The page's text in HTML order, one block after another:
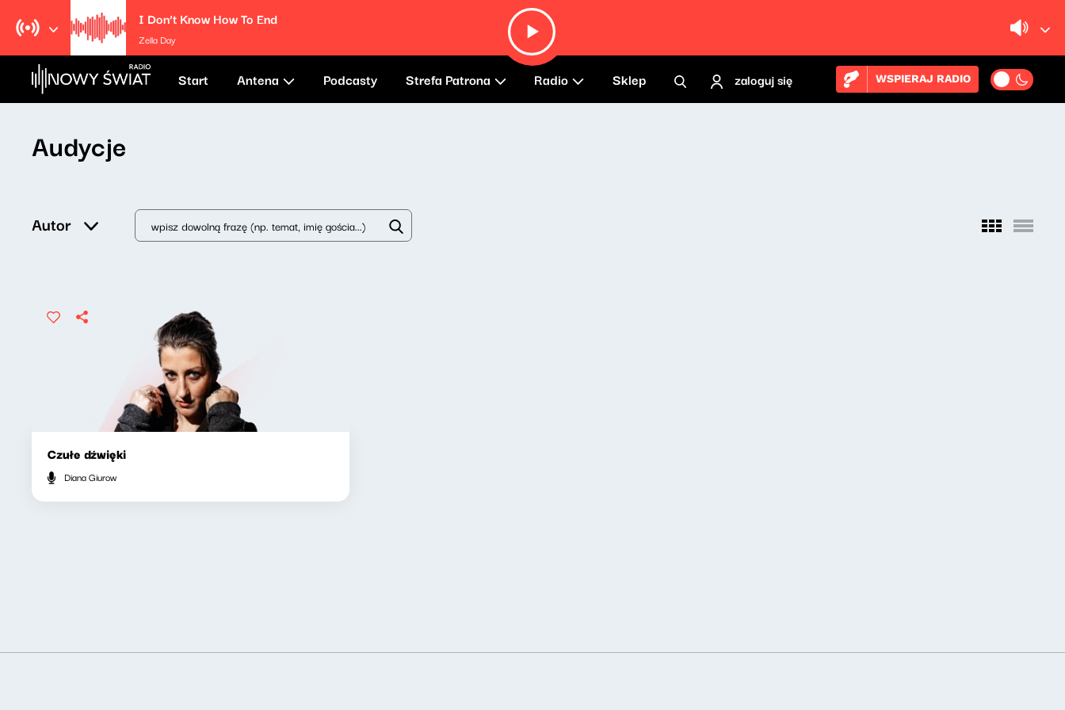
I Don’t Know How To End
Zella Day
Start Antena Podcasty Strefa Patrona Radio Sklep zaloguj się WSPIERAJ RADIO
Audycje
Autor
Czułe dźwięki
Diana Giurow